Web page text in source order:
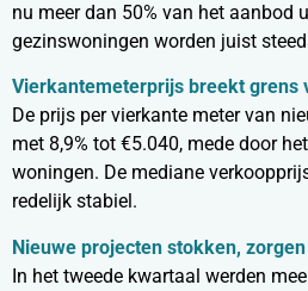
nu meer dan 50% van het aanbod
gezinswoningen worden juist
Vierkantemeterprijs breekt grens
De prijs per vierkante meter van
met 8,9% tot €5.040, mede door
woningen. De mediane
redelijk stabiel.
Nieuwe projecten stokken,
In het tweede kwartaal werden